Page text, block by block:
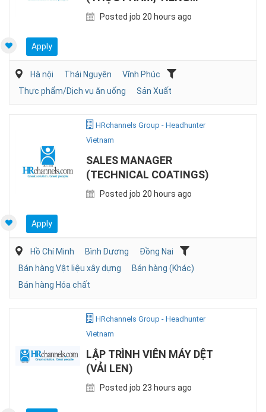
ANH/NHẬT)
Posted job 20 hours ago
Apply
Hà nội Thái Nguyên
Vĩnh Phúc
Thực phẩm/Dịch vụ ăn uống
Sản Xuất
HRchannels Group - Headhunter
Vietnam
SALES MANAGER
(TECHNICAL COATINGS)
Posted job 20 hours ago
Apply
Hồ Chí Minh Bình Dương
Đồng Nai
Bán hàng Vật liệu xây dựng
Bán hàng (Khác)
Bán hàng Hóa chất
HRchannels Group - Headhunter
Vietnam
LẬP TRÌNH VIÊN MÁY DỆT
(VẢI LEN)
Posted job 23 hours ago